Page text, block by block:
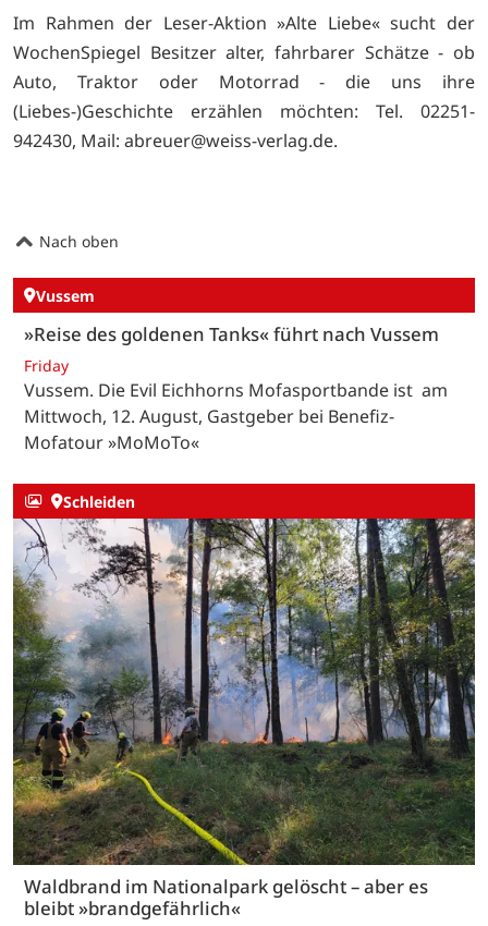
Im Rahmen der Leser-Aktion »Alte Liebe« sucht der
WochenSpiegel Besitzer alter, fahrbarer Schätze - ob
Auto, Traktor oder Motorrad - die uns ihre
(Liebes-)Geschichte erzählen möchten: Tel. 02251-
942430, Mail: abreuer@weiss-verlag.de.
Nach oben
Vussem
»Reise des goldenen Tanks« führt nach Vussem
Friday
Vussem. Die Evil Eichhorns Mofasportbande ist am
Mittwoch, 12. August, Gastgeber bei Benefiz-
Mofatour »MoMoTo«
Schleiden
Waldbrand im Nationalpark gelöscht – aber es
bleibt »brandgefährlich«